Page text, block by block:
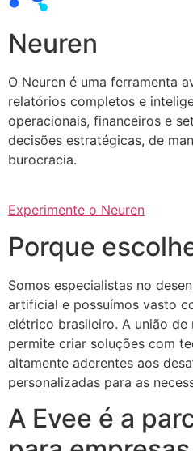
Neuren
O Neuren é uma ferramenta
relatórios completos e
operacionais, financeiros e
decisões estratégicas, de
burocracia.
Experimente o Neuren
Porque
Somos especialistas no
artificial e possuímos vasto
elétrico brasileiro. A união de
permite criar soluções com
altamente aderentes aos
personalizadas para as
A Evee é a